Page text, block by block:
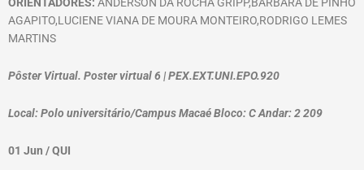
AGAPITO,LUCIENE VIANA DE MOURA MONTEIRO,RODRIGO LEMES
MARTINS
Pôster Virtual. Poster virtual 6 | PEX.EXT.UNI.EPO.920
Local: Polo universitário/Campus Macaé Bloco: C Andar: 2 209
01 Jun / QUI